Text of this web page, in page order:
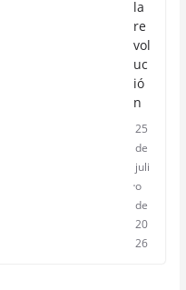
la
re
vol
uc
ió
n
25
de
juli
o
de
20
26